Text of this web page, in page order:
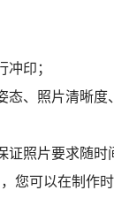
印；
、照片清晰
照片要求随
可以在制作